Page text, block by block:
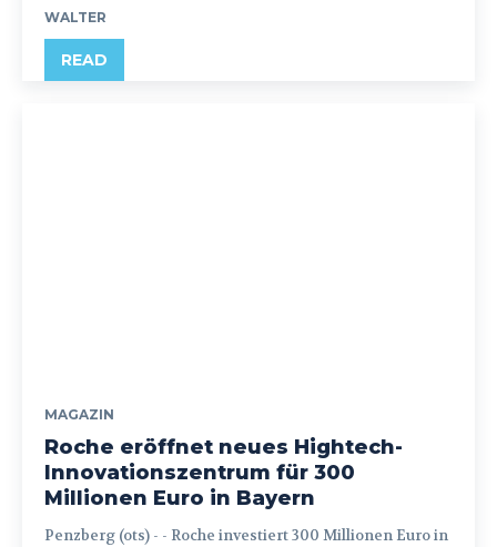
WALTER
READ
MAGAZIN
Roche eröffnet neues Hightech-
Innovationszentrum für 300
Millionen Euro in Bayern
Penzberg (ots) - - Roche investiert 300 Millionen Euro in